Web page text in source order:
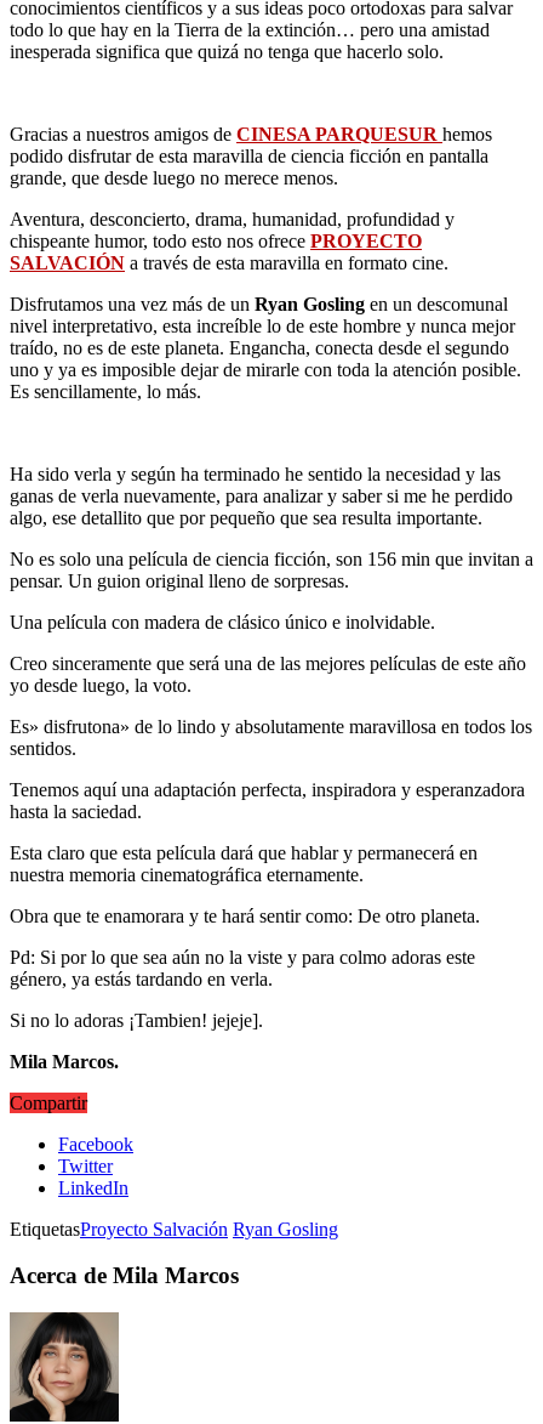
conocimientos científicos y a sus ideas poco ortodoxas para salvar
todo lo que hay en la Tierra de la extinción… pero una amistad
inesperada significa que quizá no tenga que hacerlo solo.
Gracias a nuestros amigos de CINESA PARQUESUR hemos
podido disfrutar de esta maravilla de ciencia ficción en pantalla
grande, que desde luego no merece menos.
Aventura, desconcierto, drama, humanidad, profundidad y
chispeante humor, todo esto nos ofrece PROYECTO
SALVACIÓN a través de esta maravilla en formato cine.
Disfrutamos una vez más de un Ryan Gosling en un descomunal
nivel interpretativo, esta increíble lo de este hombre y nunca mejor
traído, no es de este planeta. Engancha, conecta desde el segundo
uno y ya es imposible dejar de mirarle con toda la atención posible.
Es sencillamente, lo más.
Ha sido verla y según ha terminado he sentido la necesidad y las
ganas de verla nuevamente, para analizar y saber si me he perdido
algo, ese detallito que por pequeño que sea resulta importante.
No es solo una película de ciencia ficción, son 156 min que invitan a
pensar. Un guion original lleno de sorpresas.
Una película con madera de clásico único e inolvidable.
Creo sinceramente que será una de las mejores películas de este año
yo desde luego, la voto.
Es» disfrutona» de lo lindo y absolutamente maravillosa en todos los
sentidos.
Tenemos aquí una adaptación perfecta, inspiradora y esperanzadora
hasta la saciedad.
Esta claro que esta película dará que hablar y permanecerá en
nuestra memoria cinematográfica eternamente.
Obra que te enamorara y te hará sentir como: De otro planeta.
Pd: Si por lo que sea aún no la viste y para colmo adoras este
género, ya estás tardando en verla.
Si no lo adoras ¡Tambien! jejeje].
Mila Marcos.
Compartir
Facebook
Twitter
LinkedIn
EtiquetasProyecto Salvación Ryan Gosling
Acerca de Mila Marcos